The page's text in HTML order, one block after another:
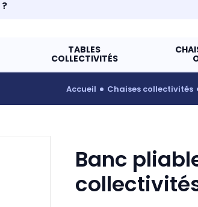
TABLES
COLLECTIVITÉS
accueil chaises collectivités
Banc